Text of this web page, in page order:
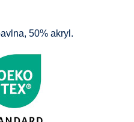
50% akryl.